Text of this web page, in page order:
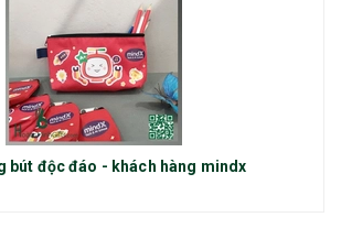
bút độc đáo - khách hàng mindx